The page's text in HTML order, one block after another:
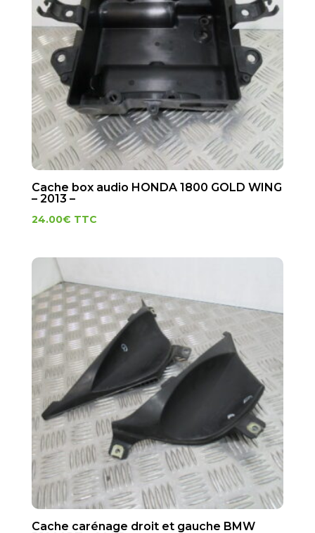
Cache box audio HONDA 1800 GOLD WING
– 2013 –
24.00€ TTC
Cache carénage droit et gauche BMW